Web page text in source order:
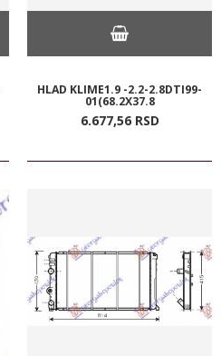
HLAD KLIME1.9 -2.2-2.8DTI99-
01(68.2X37.8
6.677,56 RSD